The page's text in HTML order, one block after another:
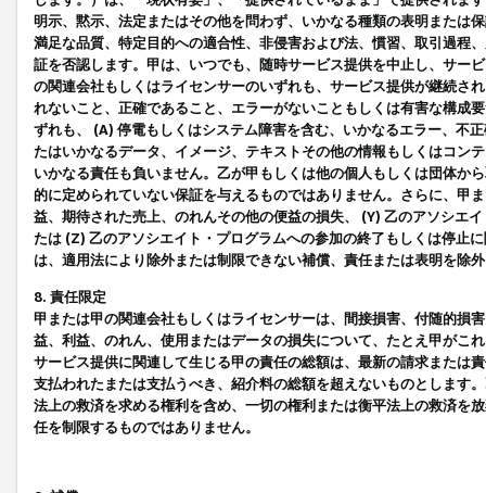
明示、黙示、法定またはその他を問わず、いかなる種類の表明または
満足な品質、特定目的への適合性、非侵害および法、慣習、取引過程
証を否認します。甲は、いつでも、随時サービス提供を中止し、サー
の関連会社もしくはライセンサーのいずれも、サービス提供が継続さ
れないこと、正確であること、エラーがないこともしくは有害な構成
ずれも、 (A) 停電もしくはシステム障害を含む、いかなるエラー、不
たはいかなるデータ、イメージ、テキストその他の情報もしくはコン
いかなる責任も負いません。乙が甲もしくは他の個人もしくは団体か
的に定められていない保証を与えるものではありません。さらに、甲
益、期待された売上、のれんその他の便益の損失、 (Y) 乙のアソシエ
たは (Z) 乙のアソシエイト・プログラムへの参加の終了もしくは停止
は、適用法により除外または制限できない補償、責任または表明を除
8. 責任限定
甲または甲の関連会社もしくはライセンサーは、間接損害、付随的損
益、利益、のれん、使用またはデータの損失について、たとえ甲がこ
サービス提供に関連して生じる甲の責任の総額は、最新の請求または
支払われたまたは支払うべき、紹介料の総額を超えないものとします
法上の救済を求める権利を含め、一切の権利または衡平法上の救済を
任を制限するものではありません。